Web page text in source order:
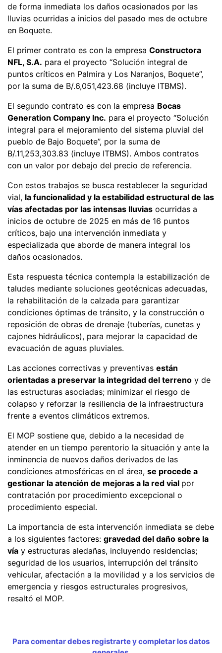
de forma inmediata los daños ocasionados por las
lluvias ocurridas a inicios del pasado mes de octubre
en Boquete.
El primer contrato es con la empresa Constructora
NFL, S.A. para el proyecto “Solución integral de
puntos críticos en Palmira y Los Naranjos, Boquete”,
por la suma de B/.6,051,423.68 (incluye ITBMS).
El segundo contrato es con la empresa Bocas
Generation Company Inc. para el proyecto “Solución
integral para el mejoramiento del sistema pluvial del
pueblo de Bajo Boquete”, por la suma de
B/.11,253,303.83 (incluye ITBMS). Ambos contratos
con un valor por debajo del precio de referencia.
Con estos trabajos se busca restablecer la seguridad
vial, la funcionalidad y la estabilidad estructural de las
vías afectadas por las intensas lluvias ocurridas a
inicios de octubre de 2025 en más de 16 puntos
críticos, bajo una intervención inmediata y
especializada que aborde de manera integral los
daños ocasionados.
Esta respuesta técnica contempla la estabilización de
taludes mediante soluciones geotécnicas adecuadas,
la rehabilitación de la calzada para garantizar
condiciones óptimas de tránsito, y la construcción o
reposición de obras de drenaje (tuberías, cunetas y
cajones hidráulicos), para mejorar la capacidad de
evacuación de aguas pluviales.
Las acciones correctivas y preventivas están
orientadas a preservar la integridad del terreno y de
las estructuras asociadas; minimizar el riesgo de
colapso y reforzar la resiliencia de la infraestructura
frente a eventos climáticos extremos.
El MOP sostiene que, debido a la necesidad de
atender en un tiempo perentorio la situación y ante la
inminencia de nuevos daños derivados de las
condiciones atmosféricas en el área, se procede a
gestionar la atención de mejoras a la red vial por
contratación por procedimiento excepcional o
procedimiento especial.
La importancia de esta intervención inmediata se debe
a los siguientes factores: gravedad del daño sobre la
vía y estructuras aledañas, incluyendo residencias;
seguridad de los usuarios, interrupción del tránsito
vehicular, afectación a la movilidad y a los servicios de
emergencia y riesgos estructurales progresivos,
resaltó el MOP.
Para comentar debes registrarte y completar los datos